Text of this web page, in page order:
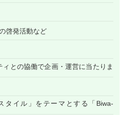
啓発活動など
との協働で企画・運営に当たりま
タイル」をテーマとする「Biwa-